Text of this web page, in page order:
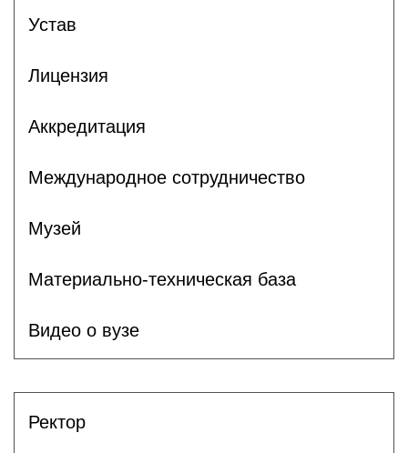
Устав
Лицензия
Аккредитация
Международное сотрудничество
Музей
Материально-техническая база
Видео о вузе
Ректор